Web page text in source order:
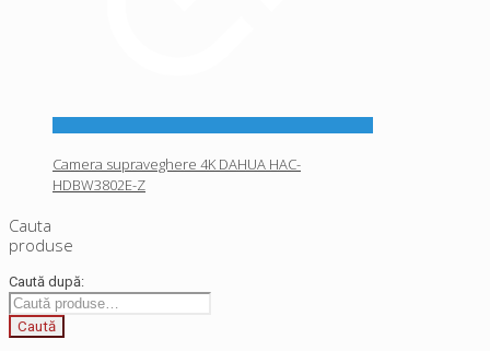
Camera supraveghere 4K DAHUA HAC-
HDBW3802E-Z
Cauta
produse
Caută după:
Caută